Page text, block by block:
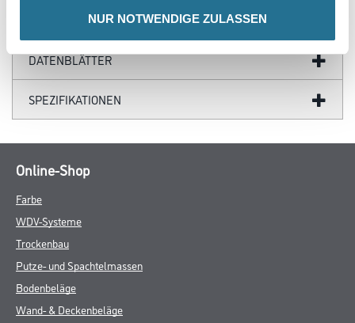
NUR NOTWENDIGE ZULASSEN
GEFAHRENHINWEISE
DATENBLÄTTER
SPEZIFIKATIONEN
Online-Shop
Farbe
WDV-Systeme
Trockenbau
Putze- und Spachtelmassen
Bodenbeläge
Wand- & Deckenbeläge